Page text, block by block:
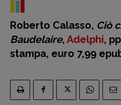
Recensioni
Roberto Calasso, Ciò
Baudelaire, Adelphi,
stampa, euro 7,99